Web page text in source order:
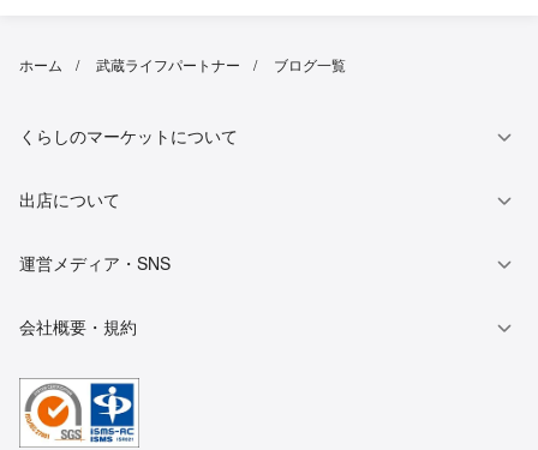
ホーム 武蔵ライフパートナー ブログ一覧
くらしのマーケットについて
出店について
運営メディア・SNS
会社概要・規約